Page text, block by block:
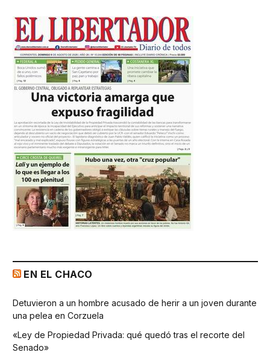
EN EL CHACO
Detuvieron a un hombre acusado de herir a un joven durante
una pelea en Corzuela
«Ley de Propiedad Privada: qué quedó tras el recorte del
Senado»